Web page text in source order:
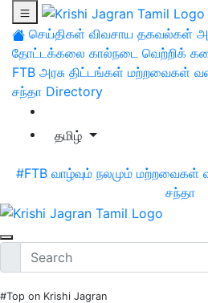
செய்திகள் விவசாய தகவல்கள்
தோட்டக்கலை கால்நடை வெற்றிக்
FTB அரசு திட்டங்கள் மற்றவைகள்
சந்தா Directory
தமிழ்
#FTB வாழ்வும் நலமும் மற்றவைகள்
சந்தா
#Top on Krishi Jagran